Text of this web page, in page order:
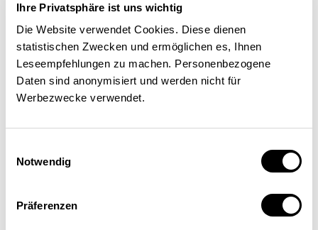
Ihre Privatsphäre ist uns wichtig
Die Website verwendet Cookies. Diese dienen
statistischen Zwecken und ermöglichen es, Ihnen
Leseempfehlungen zu machen. Personenbezogene
Daten sind anonymisiert und werden nicht für
Werbezwecke verwendet.
Notwendig
Präferenzen
Katharina Degen,Miriam Hofstetter| 22.07.2021